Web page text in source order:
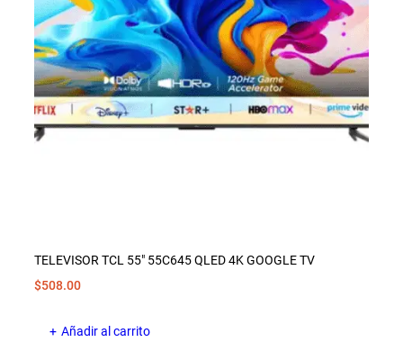
TELEVISOR TCL 55″ 55C645 QLED 4K GOOGLE TV
$508.00
Añadir al carrito